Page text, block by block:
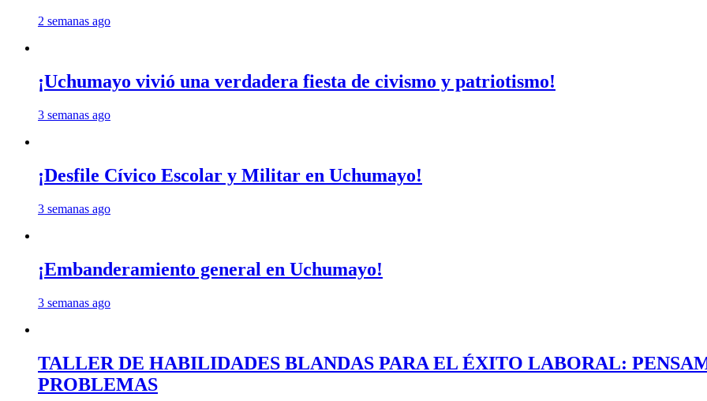
2 semanas ago
¡Uchumayo vivió una verdadera fiesta de civismo y patriotismo!
3 semanas ago
¡Desfile Cívico Escolar y Militar en Uchumayo!
3 semanas ago
¡Embanderamiento general en Uchumayo!
3 semanas ago
TALLER DE HABILIDADES BLANDAS PARA EL ÉXITO LABORAL:
PROBLEMAS